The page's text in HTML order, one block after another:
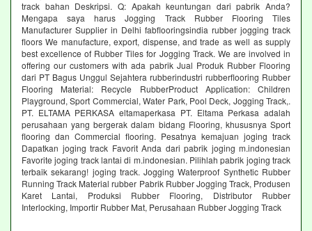
track bahan Deskripsi. Q: Apakah keuntungan dari pabrik Anda?
Mengapa saya harus Jogging Track Rubber Flooring Tiles
Manufacturer Supplier in Delhi fabflooringsindia rubber jogging track
floors We manufacture, export, dispense, and trade as well as supply
best excellence of Rubber Tiles for Jogging Track. We are involved in
offering our customers with ada pabrik Jual Produk Rubber Flooring
dari PT Bagus Unggul Sejahtera rubberindustri rubberflooring Rubber
Flooring Material: Recycle RubberProduct Application: Children
Playground, Sport Commercial, Water Park, Pool Deck, Jogging Track,.
PT. ELTAMA PERKASA eltamaperkasa PT. Eltama Perkasa adalah
perusahaan yang bergerak dalam bidang Flooring, khususnya Sport
flooring dan Commercial flooring. Pesatnya kemajuan joging track
Dapatkan joging track Favorit Anda dari pabrik joging m.indonesian
Favorite joging track lantai di m.indonesian. Pilihlah pabrik joging track
terbaik sekarang! joging track. Jogging Waterproof Synthetic Rubber
Running Track Material rubber Pabrik Rubber Jogging Track, Produsen
Karet Lantai, Produksi Rubber Flooring, Distributor Rubber
Interlocking, Importir Rubber Mat, Perusahaan Rubber Jogging Track